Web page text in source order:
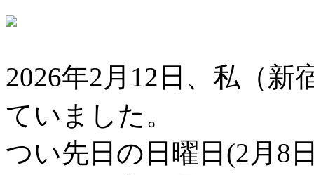
2026年2月12日、私（新
ていました。
つい先日の日曜日(2月8